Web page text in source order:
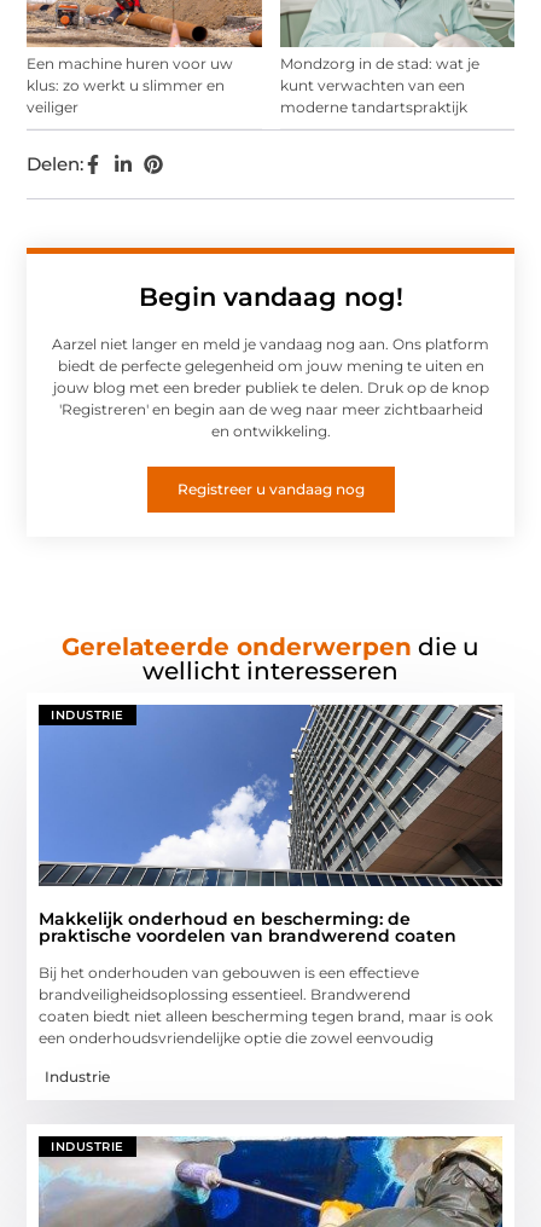
Een machine huren voor uw
klus: zo werkt u slimmer en
veiliger
Mondzorg in de stad: wat je
kunt verwachten van een
moderne tandartspraktijk
Begin vandaag nog!
Aarzel niet langer en meld je vandaag nog aan. Ons platform
biedt de perfecte gelegenheid om jouw mening te uiten en
jouw blog met een breder publiek te delen. Druk op de knop
'Registreren' en begin aan de weg naar meer zichtbaarheid
en ontwikkeling.
Registreer u vandaag nog
Delen:
Gerelateerde onderwerpen die u
wellicht interesseren
INDUSTRIE
Makkelijk onderhoud en bescherming: de
praktische voordelen van brandwerend coaten
Bij het onderhouden van gebouwen is een effectieve
brandveiligheidsoplossing essentieel. Brandwerend
coaten biedt niet alleen bescherming tegen brand, maar is ook
een onderhoudsvriendelijke optie die zowel eenvoudig
Industrie
INDUSTRIE